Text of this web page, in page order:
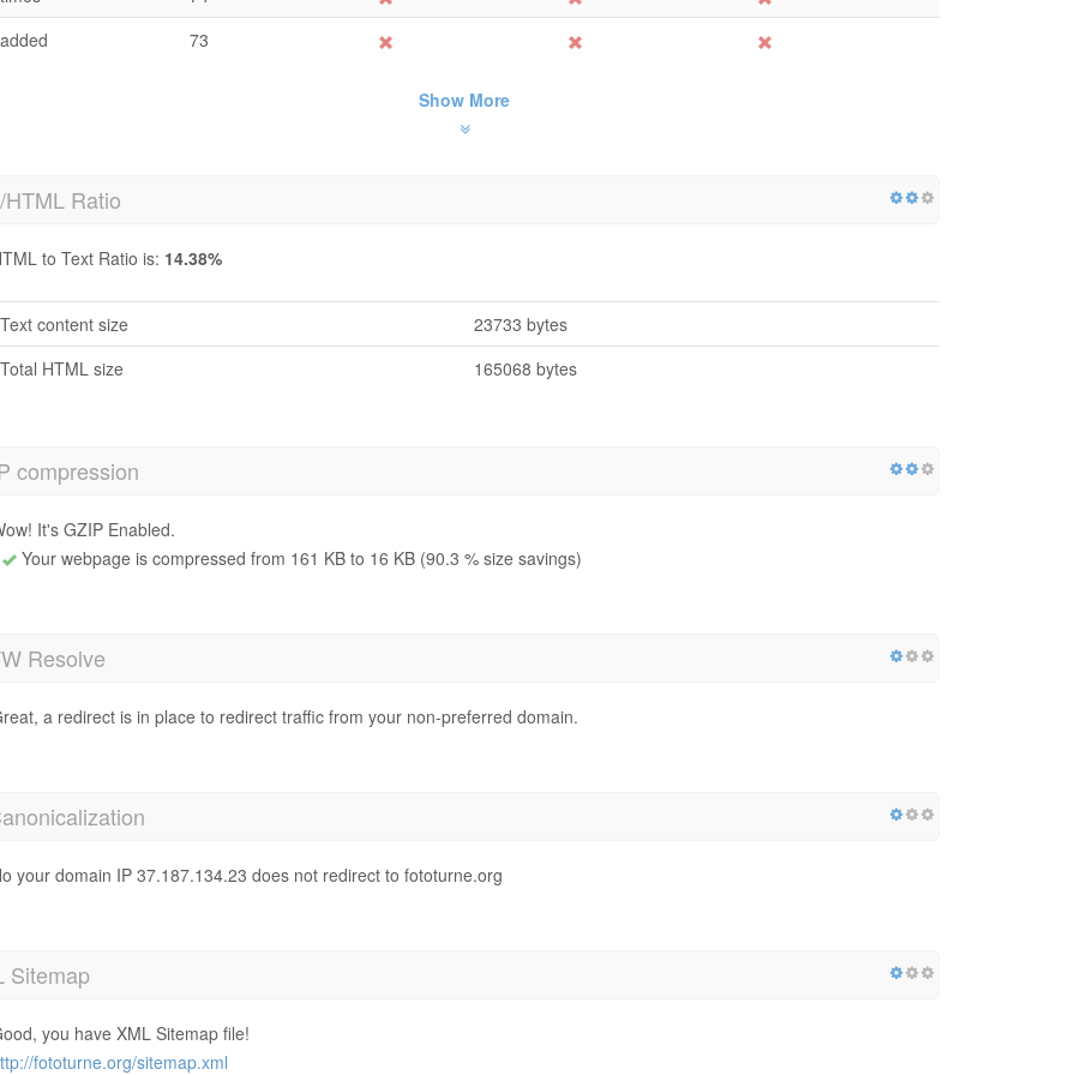
added
73
Show More
HTML Ratio
to Text Ratio is: 14.38%
Text content size
23733 bytes
Total HTML size
165068 bytes
compression
It's GZIP Enabled.
Your webpage is compressed from 161 KB to 16 KB (90.3 % size savings)
Resolve
a redirect is in place to redirect traffic from your non-preferred domain.
your domain IP 37.187.134.23 does not redirect to fototurne.org
Sitemap
you have XML Sitemap file!
fototurne.org/sitemap.xml